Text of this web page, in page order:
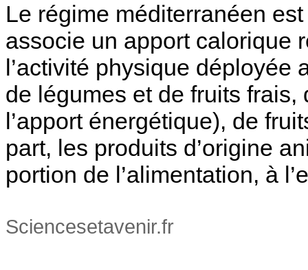
Le régime méditerranéen
associe un apport calorique
l’activité physique déployée
de légumes et de fruits
l’apport énergétique), de
part, les produits d’origine
portion de l’alimentation, à
Sciencesetavenir.fr